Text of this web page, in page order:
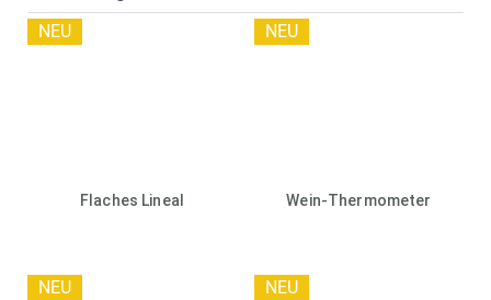
Flaches Lineal
NEU
Wein-Thermometer
NEU
NEU NEU